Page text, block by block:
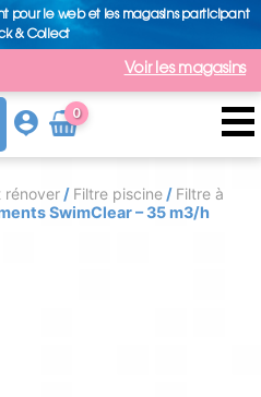
pour le web et les magasins participant
& Collect
Voir les magasins
0
Arti
cle
rénover/ Filtre piscine/ Filtre à
SwimClear – 35 m3/h